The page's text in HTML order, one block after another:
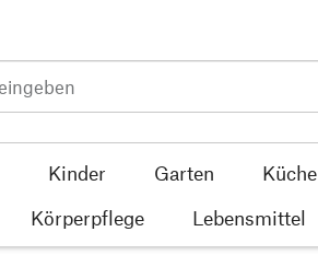
Kinder Garten Küche
Körperpflege Lebensmittel